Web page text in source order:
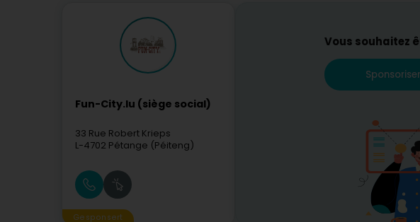
Fun-City.lu (siège social)
33 Rue Robert Krieps
L-4702 Pétange (Péiteng)
Gesponsert
Vous souhaitez